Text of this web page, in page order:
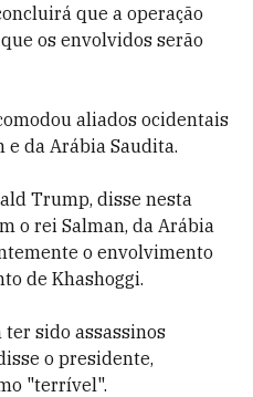
que a operação
os envolvidos serão
aliados ocidentais
da Arábia Saudita.
Trump, disse nesta
o rei Salman, da Arábia
o envolvimento
de Khashoggi.
ter sido assassinos
o presidente,
"terrível".